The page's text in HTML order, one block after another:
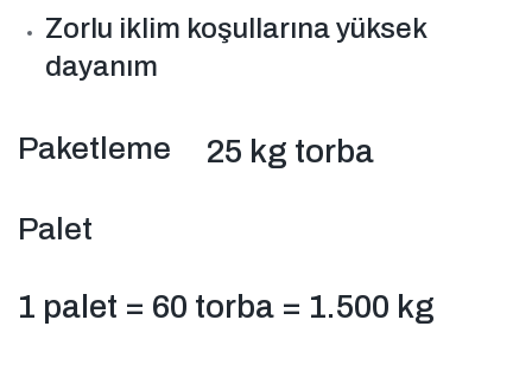
Zorlu iklim koşullarına yüksek
dayanım
Paketleme 25 kg torba
Palet
1 palet = 60 torba = 1.500 kg